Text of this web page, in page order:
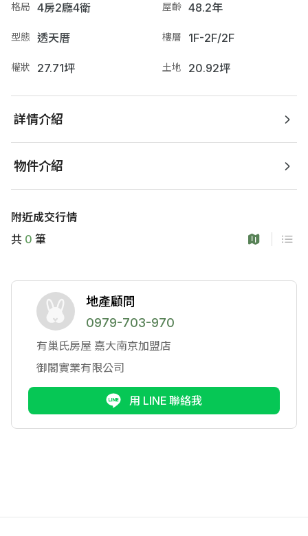
格局 4房2廳4衛 屋齡 48.2年
型態 透天厝 樓層 1F-2F/2F
權狀 27.71坪 土地 20.92坪
詳情介紹
物件介紹
附近成交行情
共 0 筆
地產顧問
0979-703-970
有巢氏房屋 嘉大南京加盟店
御閣實業有限公司
用 LINE 聯絡我